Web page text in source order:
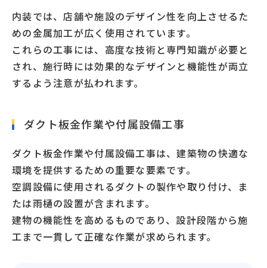
内装では、店舗や施設のデザイン性を向上させるた
めの金属加工が広く使用されています。
これらの工事には、高度な技術と専門知識が必要と
され、施行時には効果的なデザインと機能性が両立
するよう注意が払われます。
ダクト板金作業や付属設備工事
ダクト板金作業や付属設備工事は、建築物の快適な
環境を提供するための重要な要素です。
空調設備に使用されるダクトの製作や取り付け、ま
たは雨樋の設置が含まれます。
建物の機能性を高めるものであり、設計段階から施
工まで一貫して正確な作業が求められます。